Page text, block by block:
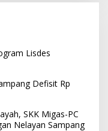
Lisdes
Defisit Rp
SKK Migas-PC
Nelayan Sampang